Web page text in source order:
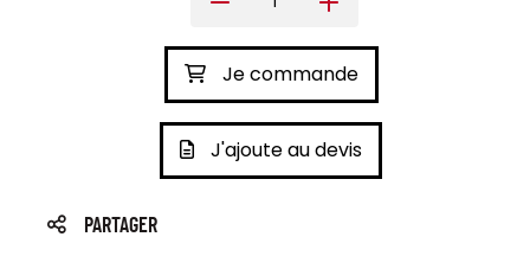
Je commande
J'ajoute au devis
PARTAGER